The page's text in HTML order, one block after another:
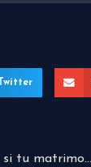
Twitter
2 señales curiosas que te dirán si tu matrimonio es feliz